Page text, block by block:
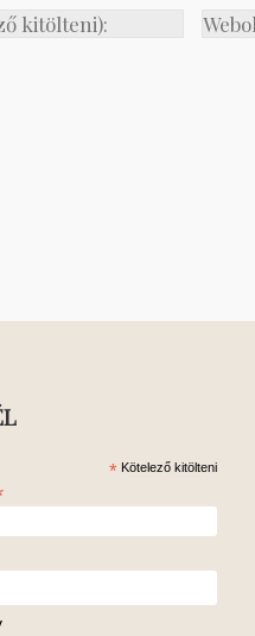
* Kötelező kitölteni